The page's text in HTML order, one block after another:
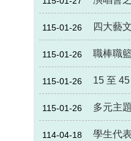
115-01-26 四大藝
115-01-26 職棒職
115-01-26 15 至
115-01-26 多元主
114-04-18 學生代